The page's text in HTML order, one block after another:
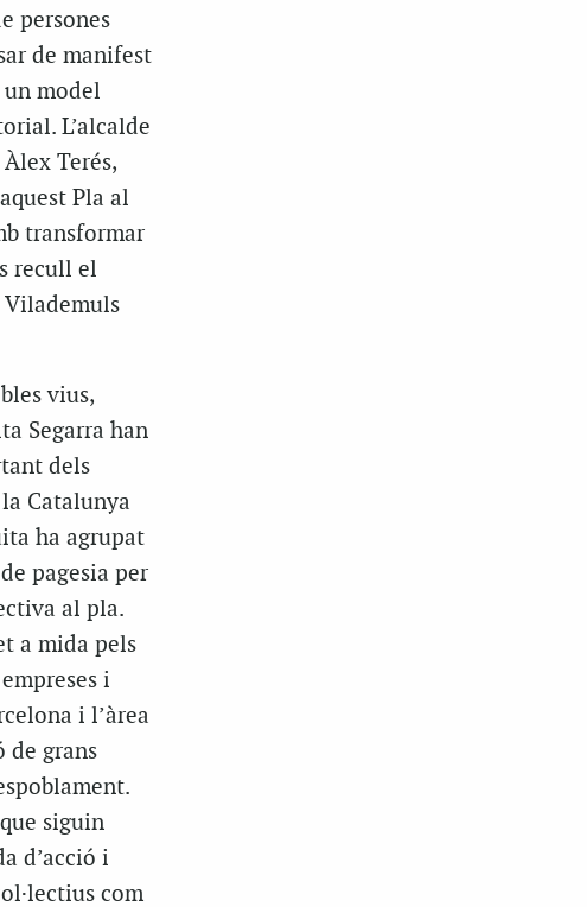
persones
de manifest
model
L’alcalde
Terés,
Pla al
transformar
recull el
vius,
Segarra han
dels
Catalunya
ha agrupat
pagesia per
al pla.
a mida pels
i
i l’àrea
de grans
siguin
d’acció i
com